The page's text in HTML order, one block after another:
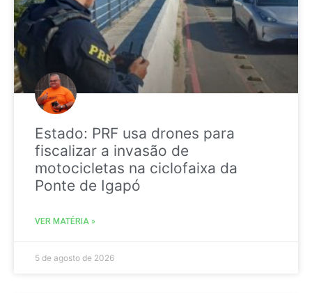
Estado: PRF usa drones para
fiscalizar a invasão de
motocicletas na ciclofaixa da
Ponte de Igapó
VER MATÉRIA »
5 de agosto de 2026